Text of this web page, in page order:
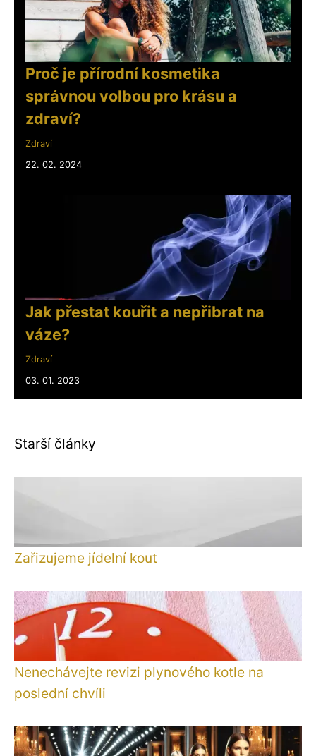
Proč je přírodní kosmetika
správnou volbou pro krásu a
zdraví?
Zdraví
22. 02. 2024
Jak přestat kouřit a nepřibrat na
váze?
Zdraví
03. 01. 2023
Starší články
Zařizujeme jídelní kout
Nenechávejte revizi plynového kotle na
poslední chvíli